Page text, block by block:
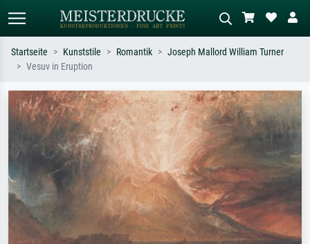
Suchen Sie nach Künstlern, Werktiteln
oder Stilen – z.B. Monet,
Sternennacht, Impressionismus, Welle
Hokusai, Akt.
Beschreiben Sie die Szene – z.B. Grüne
Wiese, Abstrakt mit viel Rot, Dunkles
Ölgemälde, Stehender Akt neben einem
Baum.
Startseite Kunststile Romantik
Joseph Mallord William Turner
Vesuv in Eruption